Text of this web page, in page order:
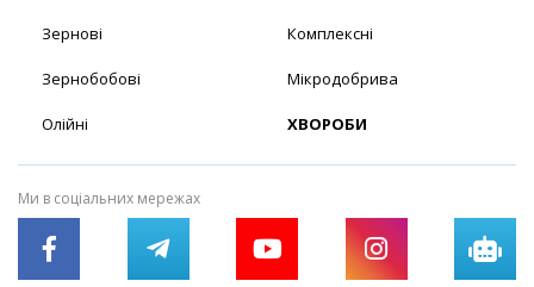
Зернові
Зернобобові
Олійні
Комплексні
Мікродобрива
ХВОРОБИ
Ми в соціальних мережах